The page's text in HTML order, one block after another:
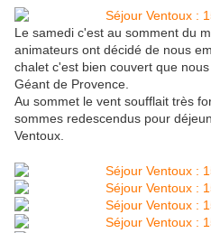
Le samedi c'est au somment du
animateurs ont décidé de nous
chalet c'est bien couvert que
Géant de Provence.
Au sommet le vent soufflait très
sommes redescendus pour
Ventoux.